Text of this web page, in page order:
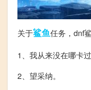
关于鲨鱼任务，dnf
1、我从来没在哪卡
2、望采纳。